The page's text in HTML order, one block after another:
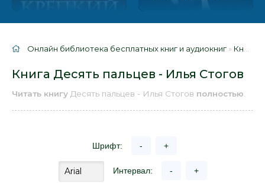
Онлайн библиотека бесплатных книг и аудиокниг » Книги
Книга Десять пальцев - Илья Стогов
Читать книгу Десять пальцев - Илья Стогов полностью
Шрифт: - +
Интервал: - +